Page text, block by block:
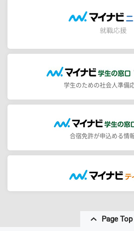
学生のための社会人準備
合宿免許が申込める情
Page Top